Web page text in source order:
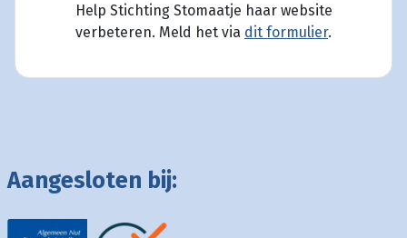
Help Stichting Stomaatje haar website
verbeteren. Meld het via dit formulier.
Aangesloten bij: